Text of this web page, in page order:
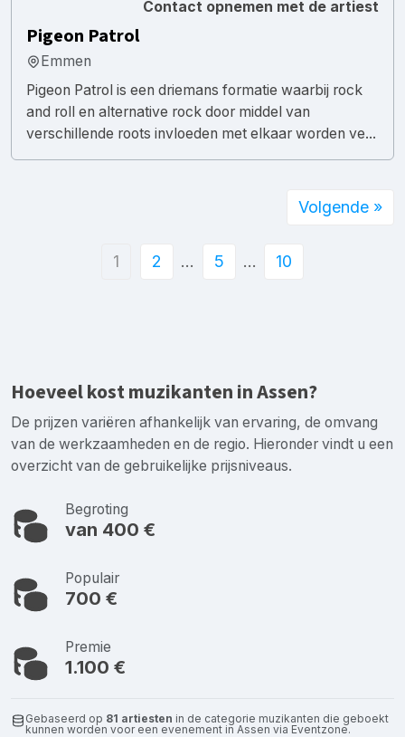
Contact opnemen met de artiest
Pigeon Patrol
Emmen
Pigeon Patrol is een driemans formatie waarbij rock
and roll en alternative rock door middel van
verschillende roots invloeden met elkaar worden ve...
1 2 … 5 … 10
Volgende »
Hoeveel kost muzikanten in Assen?
De prijzen variëren afhankelijk van ervaring, de omvang
van de werkzaamheden en de regio. Hieronder vindt u een
overzicht van de gebruikelijke prijsniveaus.
Begroting
van 400 €
Populair
700 €
Premie
1.100 €
Gebaseerd op 81 artiesten in de categorie muzikanten die geboekt
kunnen worden voor een evenement in Assen via Eventzone.